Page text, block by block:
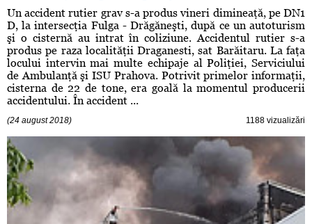
Un accident rutier grav s-a produs vineri dimineaţă, pe DN1
D, la intersecţia Fulga - Drăgăneşti, după ce un autoturism
şi o cisternă au intrat în coliziune. Accidentul rutier s-a
produs pe raza localităţii Draganesti, sat Barăitaru. La faţa
locului intervin mai multe echipaje al Poliţiei, Serviciului
de Ambulanţă şi ISU Prahova. Potrivit primelor informaţii,
cisterna de 22 de tone, era goală la momentul producerii
accidentului. În accident ...
(24 august 2018) 1188 vizualizări